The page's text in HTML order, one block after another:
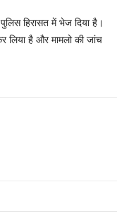
हिरासत में भेज दिया है।
लिया है और मामलो की जांच